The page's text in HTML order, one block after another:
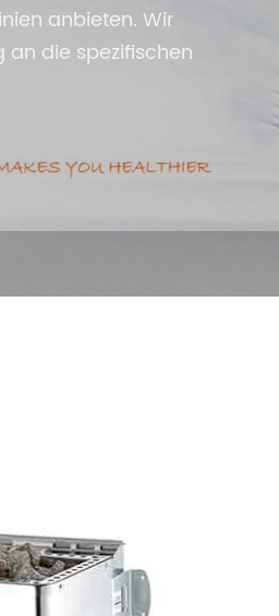
anbieten. Wir
die spezifischen